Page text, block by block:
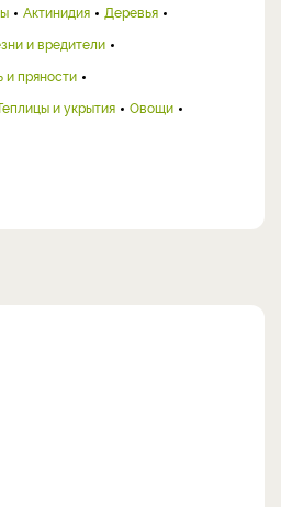
Актинидия
Деревья
и вредители
и пряности
и укрытия
Овощи